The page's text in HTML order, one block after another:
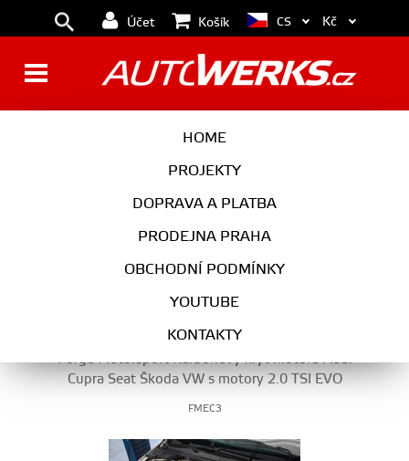
Účet Košík
HOME
PROJEKTY
DOPRAVA A PLATBA
PRODEJNA PRAHA
OBCHODNÍ PODMÍNKY
YOUTUBE
KONTAKTY
CS Kč
MOTOR
Forge Motorsport Karbonový kryt motoru Audi
Cupra Seat Škoda VW s motory 2.0 TSI EVO
FMEC3